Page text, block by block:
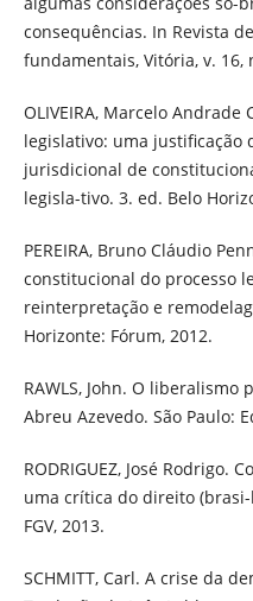
consequências. In Revista
fundamentais, Vitória, v. 16,
OLIVEIRA, Marcelo
legislativo: uma justificação
jurisdicional de
legisla-tivo. 3. ed. Belo
PEREIRA, Bruno Cláudio
constitucional do processo
reinterpretação e
Horizonte: Fórum, 2012.
RAWLS, John. O
Abreu Azevedo. São Paulo:
RODRIGUEZ, José Rodrigo.
uma crítica do direito
FGV, 2013.
SCHMITT, Carl. A crise da